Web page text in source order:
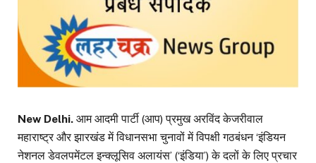
New Delhi. आम आदमी पार्टी (आप) प्रमुख अरविंद केजरीवाल
महाराष्ट्र और झारखंड में विधानसभा चुनावों में विपक्षी गठबंधन ‘इंडियन
नेशनल डेवलपमेंटल इन्क्लूसिव अलायंस’ (‘इंडिया’) के दलों के लिए प्रचार